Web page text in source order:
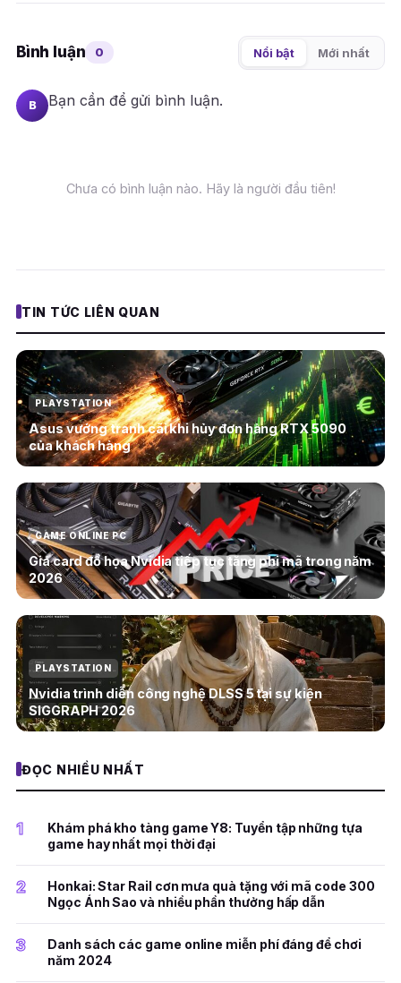
Bình luận 0 Nổi bật Mới nhất
B Bạn cần để gửi bình luận.
Chưa có bình luận nào. Hãy là người đầu tiên!
TIN TỨC LIÊN QUAN
PLAYSTATION
Asus vướng tranh cãi khi hủy đơn hàng RTX 5090
của khách hàng
GAME ONLINE PC
Giá card đồ họa Nvidia tiếp tục tăng phi mã trong năm
2026
PLAYSTATION
Nvidia trình diễn công nghệ DLSS 5 tại sự kiện
SIGGRAPH 2026
ĐỌC NHIỀU NHẤT
1
Khám phá kho tàng game Y8: Tuyển tập những tựa
game hay nhất mọi thời đại
2
Honkai: Star Rail cơn mưa quà tặng với mã code 300
Ngọc Ánh Sao và nhiều phần thưởng hấp dẫn
3
Danh sách các game online miễn phí đáng để chơi
năm 2024